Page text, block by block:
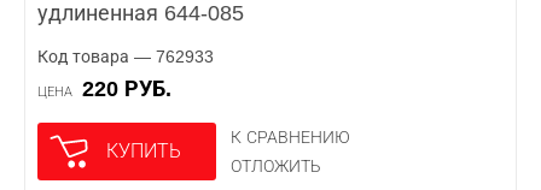
удлиненная 644-085
Код товара — 762933
ЦЕНА 220 РУБ.
КУПИТЬ
К СРАВНЕНИЮ
ОТЛОЖИТЬ